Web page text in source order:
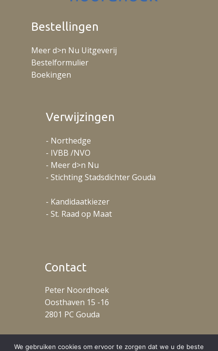
Bestellingen
Meer d>n Nu Uitgeverij
Bestelformulier
Boekingen
Verwijzingen
- Northedge
- IVBB /NVO
- Meer d>n Nu
- Stichting Stadsdichter Gouda
- Kandidaatkiezer
- St. Raad op Maat
Contact
Peter Noordhoek
Oosthaven 15 -16
2801 PC Gouda
We gebruiken cookies om ervoor te zorgen dat we u de beste